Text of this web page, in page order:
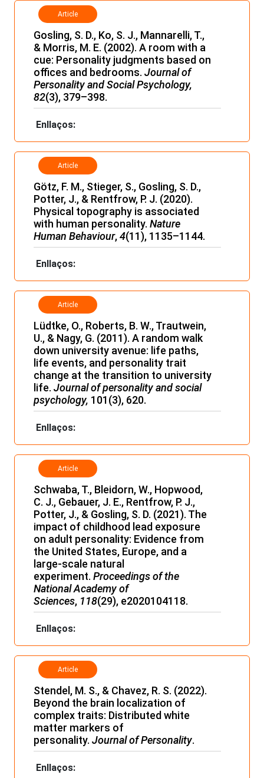
Article
Gosling, S. D., Ko, S. J., Mannarelli, T.,
& Morris, M. E. (2002). A room with a
cue: Personality judgments based on
offices and bedrooms. Journal of
Personality and Social Psychology,
82(3), 379–398.
Enllaços:
Article
Götz, F. M., Stieger, S., Gosling, S. D.,
Potter, J., & Rentfrow, P. J. (2020).
Physical topography is associated
with human personality. Nature
Human Behaviour,4(11), 1135–1144.
Enllaços:
Article
Lüdtke, O., Roberts, B. W., Trautwein,
U., & Nagy, G. (2011). A random walk
down university avenue: life paths,
life events, and personality trait
change at the transition to university
life. Journal of personality and social
psychology, 101(3), 620.
Enllaços:
Article
Schwaba, T., Bleidorn, W., Hopwood,
C. J., Gebauer, J. E., Rentfrow, P. J.,
Potter, J., & Gosling, S. D. (2021). The
impact of childhood lead exposure
on adult personality: Evidence from
the United States, Europe, and a
large-scale natural
experiment. Proceedings of the
National Academy of
Sciences, 118(29), e2020104118.
Enllaços:
Article
Stendel, M. S., & Chavez, R. S. (2022).
Beyond the brain localization of
complex traits: Distributed white
matter markers of
personality. Journal of Personality.
Enllaços: